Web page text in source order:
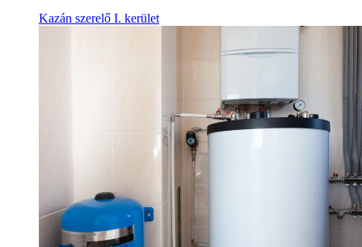
Kazán szerelő I. kerület